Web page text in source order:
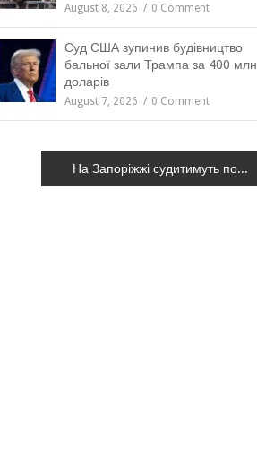
August 8, 2026 0 Comment
Суд США зупинив будівництво
бальної зали Трампа за 400 млн
доларів
August 7, 2026 0 Comment
На Запоріжжі судитимуть подружжя за незаконну переробку небезпечних відходів: збитки довкіллю перевищили 10 млн грн